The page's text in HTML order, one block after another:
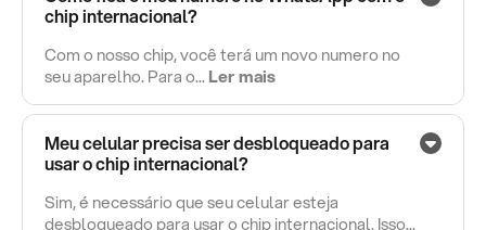
chip internacional?
Com o nosso chip, você terá um novo numero no
seu aparelho. Para o...Ler mais
Meu celular precisa ser desbloqueado para
usar o chip internacional?
Sim, é necessário que seu celular esteja
desbloqueado para usar o chip internacional. Isso...